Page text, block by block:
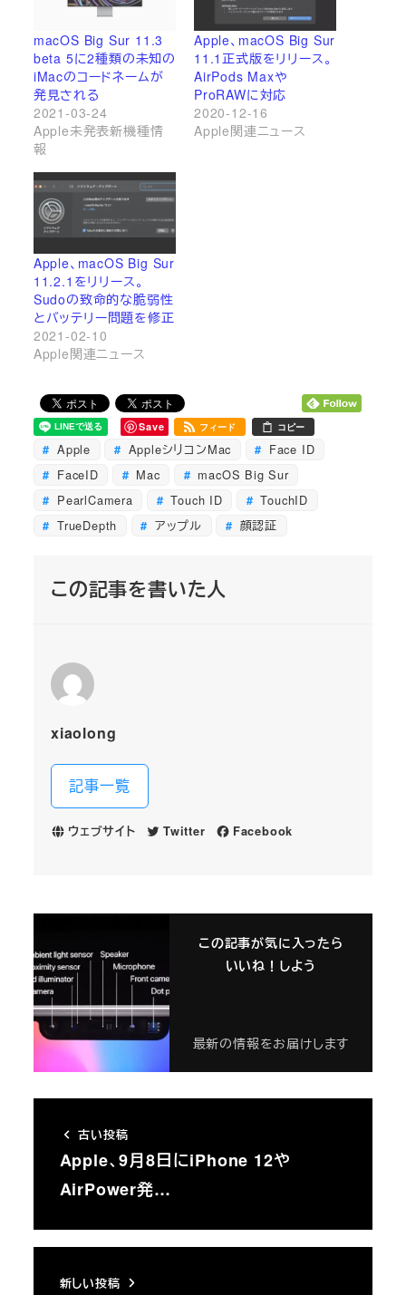
macOS Big Sur 11.3
beta 5に2種類の未知の
iMacのコードネームが
発見される
2021-03-24
Apple未発表新機種情
報
Apple、macOS Big Sur
11.1正式版をリリース。
AirPods Maxや
ProRAWに対応
2020-12-16
Apple関連ニュース
Apple、macOS Big Sur
11.2.1をリリース。
Sudoの致命的な脆弱性
とバッテリー問題を修正
2021-02-10
Apple関連ニュース
Save フィード コピー
Apple AppleシリコンMac
Face ID
FaceID
Mac
macOS Big Sur
PearlCamera
Touch ID
TouchID
TrueDepth
アップル 顔認証
この記事を書いた人
xiaolong
記事一覧
ウェブサイト Twitter Facebook
この記事が気に入ったら
いいね！しよう
最新の情報をお届けします
古い投稿
Apple、9月8日にiPhone 12や
AirPower発…
新しい投稿